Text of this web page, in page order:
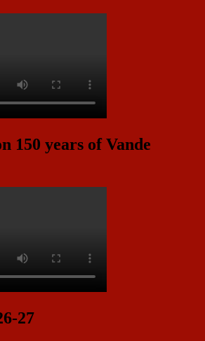
150 years of Vande
27